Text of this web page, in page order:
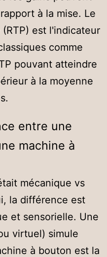
à la mise. Le
est l'indicateur
comme
pouvant atteindre
à la moyenne
entre une
machine à
mécanique vs
la différence est
et sensorielle. Une
virtuel) simule
à bouton est la